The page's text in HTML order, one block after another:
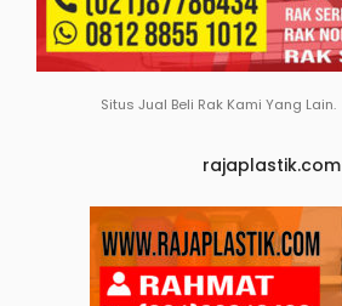
Situs Jual Beli Rak Kami Yang Lain.
rajaplastik.com